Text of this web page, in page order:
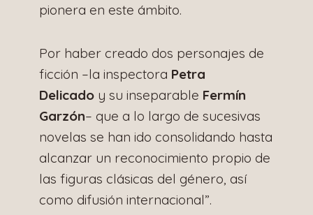
pionera en este ámbito.
Por haber creado dos personajes de
ficción –la inspectora Petra
Delicado y su inseparable Fermín
Garzón– que a lo largo de sucesivas
novelas se han ido consolidando hasta
alcanzar un reconocimiento propio de
las figuras clásicas del género, así
como difusión internacional”.